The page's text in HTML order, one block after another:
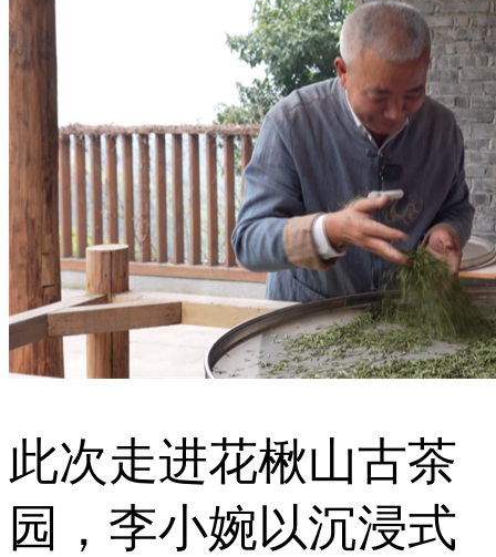
此次走进花楸山古茶
园，李小婉以沉浸式